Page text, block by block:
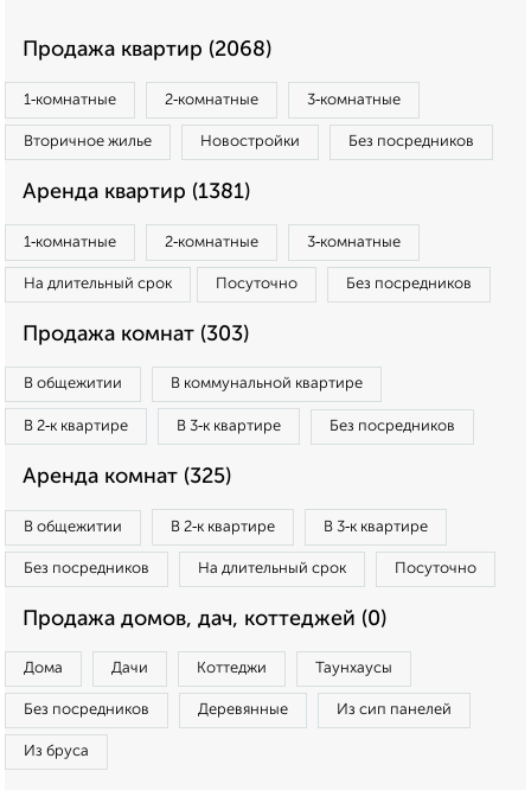
Продажа квартир (2068)
1‑комнатные 2‑комнатные 3‑комнатные
Вторичное жилье Новостройки Без посредников
Аренда квартир (1381)
1‑комнатные 2‑комнатные 3‑комнатные
На длительный срок Посуточно Без посредников
Продажа комнат (303)
В общежитии В коммунальной квартире
В 2‑к квартире В 3‑к квартире Без посредников
Аренда комнат (325)
В общежитии В 2‑к квартире В 3‑к квартире
Без посредников На длительный срок Посуточно
Продажа домов, дач, коттеджей (0)
Дома Дачи Коттеджи Таунхаусы
Без посредников Деревянные Из сип панелей
Из бруса